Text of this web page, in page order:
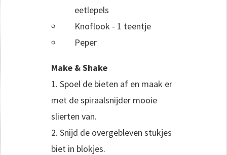
eetlepels
Knoflook - 1 teentje
Peper
Make & Shake
1. Spoel de bieten af en maak er
met de spiraalsnijder mooie
slierten van.
2. Snijd de overgebleven stukjes
biet in blokjes.